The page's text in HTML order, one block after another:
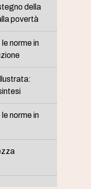
della
povertà
norme in
norme in